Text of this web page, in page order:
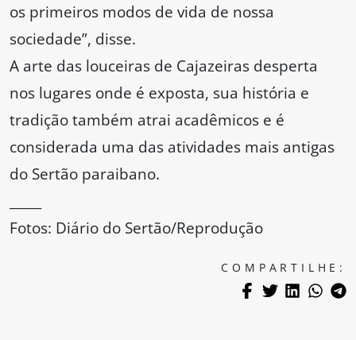
os primeiros modos de vida de nossa
sociedade”, disse.
A arte das louceiras de Cajazeiras desperta
nos lugares onde é exposta, sua história e
tradição também atrai acadêmicos e é
considerada uma das atividades mais antigas
do Sertão paraibano.
Fotos: Diário do Sertão/Reprodução
COMPARTILHE: